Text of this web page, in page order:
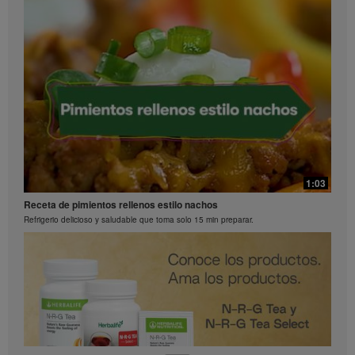
Preguntas frecuentes sobre Bioniq GO: 2
¿Qué contiene Bioniq GO?
1:03
Receta de pimientos rellenos estilo nachos
Refrigerio delicioso y saludable que toma solo 15 min preparar.